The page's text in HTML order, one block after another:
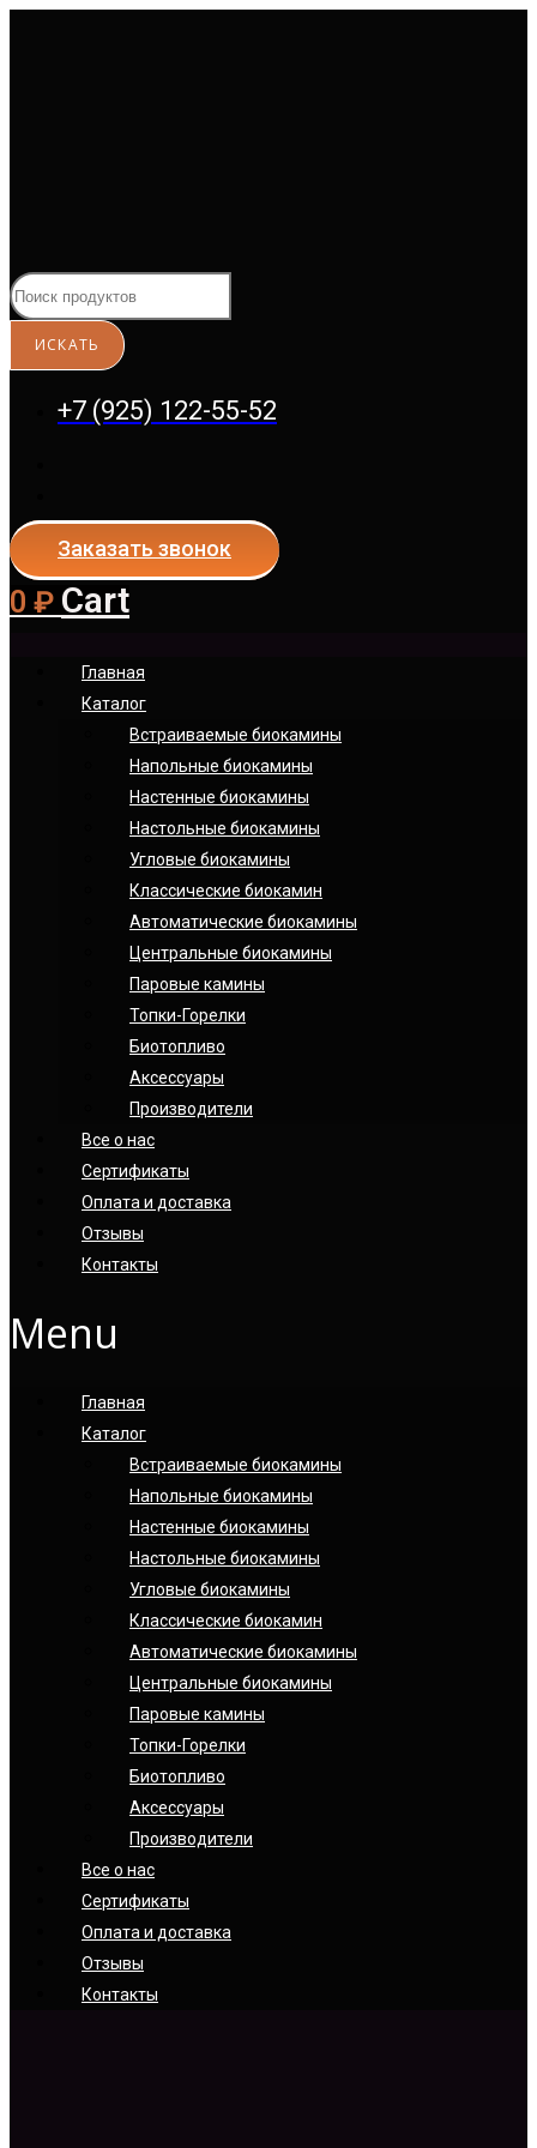
+7 (925) 122-55-52
Заказать звонок
0 ₽ Cart
Главная
Каталог
Встраиваемые биокамины
Напольные биокамины
Настенные биокамины
Настoльные биокамины
Угловые биокамины
Классические биокамин
Автоматические биокамины
Центральные биокамины
Паровые камины
Топки-Горелки
Биотопливо
Аксессуары
Производители
Все о нас
Сертификаты
Оплата и доставка
Отзывы
Контакты
Menu
Главная
Каталог
Встраиваемые биокамины
Напольные биокамины
Настенные биокамины
Настoльные биокамины
Угловые биокамины
Классические биокамин
Автоматические биокамины
Центральные биокамины
Паровые камины
Топки-Горелки
Биотопливо
Аксессуары
Производители
Все о нас
Сертификаты
Оплата и доставка
Отзывы
Контакты